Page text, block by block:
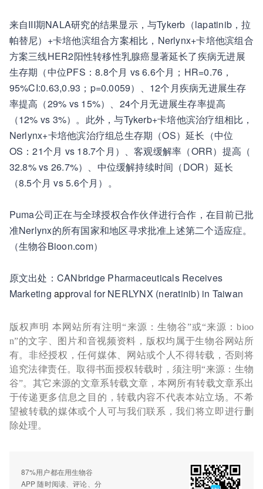
来自III期NALA研究的结果显示，与Tykerb（lapatinib，拉
帕替尼）+卡培他滨组合方案相比，Nerlynx+卡培他滨组合
方案三线HER2阳性转移性乳腺癌显著延长了疾病无进展
生存期（中位PFS：8.8个月 vs 6.6个月；HR=0.76，
95%CI:0.63,0.93；p=0.0059）、12个月疾病无进展生存
率提高（29% vs 15%）、24个月无进展生存率提高
（12% vs 3%）。此外，与Tykerb+卡培他滨治疗组相比，
Nerlynx+卡培他滨治疗组总生存期（OS）延长（中位
OS：21个月 vs 18.7个月）、客观缓解率（ORR）提高（
32.8% vs 26.7%）、中位缓解持续时间（DOR）延长
（8.5个月 vs 5.6个月）。
Puma公司正在与全球授权合作伙伴进行合作，在目前已批
准Nerlynx的所有国家和地区寻求批准上述第二个适应症。
（生物谷Bioon.com）
原文出处：CANbridge Pharmaceuticals Receives
Marketingapproval for NERLYNX (neratinib) in Taiwan
版权声明 本网站所有注明“来源：生物谷”或“来源：bioo
n”的文字、图片和音视频资料，版权均属于生物谷网站所
有。非经授权，任何媒体、网站或个人不得转载，否则将
追究法律责任。取得书面授权转载时，须注明“来源：生物
谷”。其它来源的文章系转载文章，本网所有转载文章系出
于传递更多信息之目的，转载内容不代表本站立场。不希
望被转载的媒体或个人可与我们联系，我们将立即进行删
除处理。
87%用户都在用生物谷
APP 随时阅读、评论、分